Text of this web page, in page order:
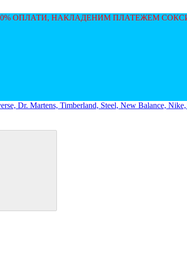
ОПЛАТИ, НАКЛАДЕНИМ ПЛАТЕЖЕМ